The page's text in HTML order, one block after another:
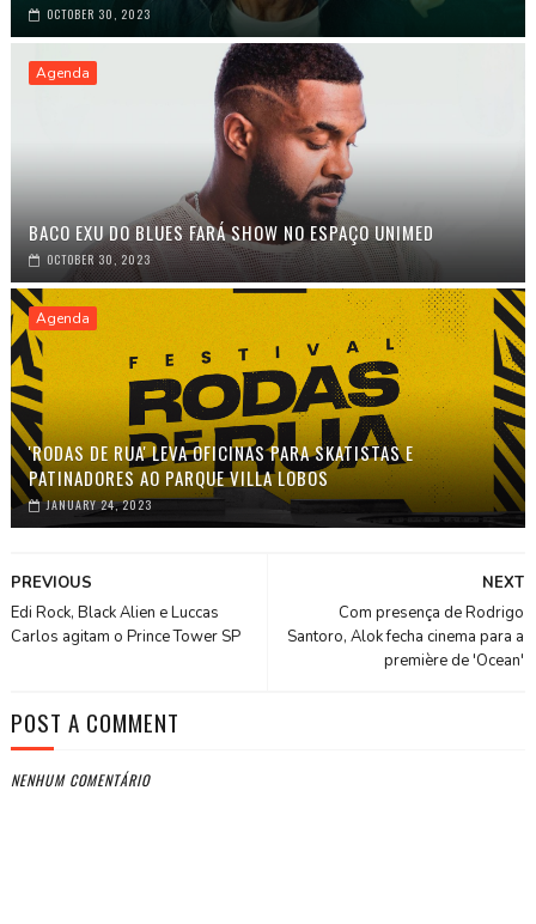
OCTOBER 30, 2023
Agenda
BACO EXU DO BLUES FARÁ SHOW NO ESPAÇO UNIMED
OCTOBER 30, 2023
Agenda
'RODAS DE RUA' LEVA OFICINAS PARA SKATISTAS E
PATINADORES AO PARQUE VILLA LOBOS
JANUARY 24, 2023
NEXT
Com presença de Rodrigo
Santoro, Alok fecha cinema para a
première de 'Ocean'
PREVIOUS
Edi Rock, Black Alien e Luccas
Carlos agitam o Prince Tower SP
POST A COMMENT
NENHUM COMENTÁRIO